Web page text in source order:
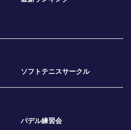
ソフトテニスサークル
パデル練習会